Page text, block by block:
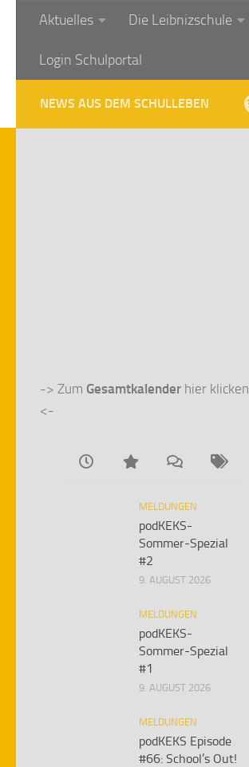
Zum Inhalt springen
Aktuelles Die Leibnizschule
Login Schulportal
NEWS AUS DEM SCHULLEBEN
-> Zum Gesamtkalender hier klicken
<-
MELDUNGEN
podKEKS-
Sommer-Spezial
#2
9. AUGUST 2026
MELDUNGEN
podKEKS-
Sommer-Spezial
#1
9. AUGUST 2026
MELDUNGEN
podKEKS Episode
#66: School’s Out!